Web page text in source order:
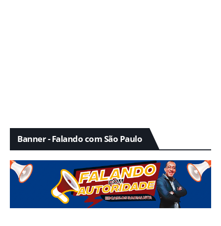
Banner - Falando com São Paulo